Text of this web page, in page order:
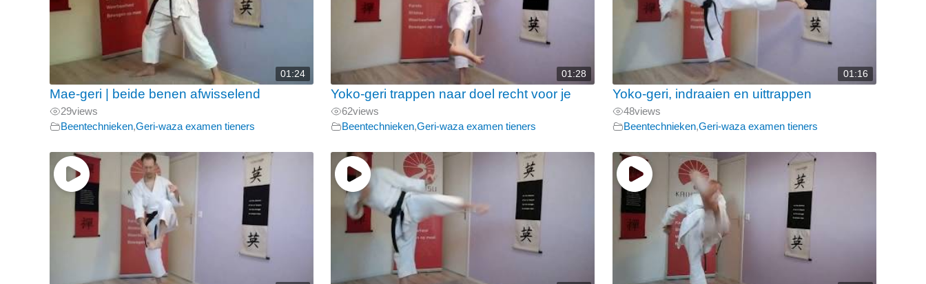
01:24
Mae-geri | beide benen afwisselend
29views
Beentechnieken,Geri-waza examen tieners
01:28
Yoko-geri trappen naar doel recht voor je
62views
Beentechnieken,Geri-waza examen tieners
01:16
Yoko-geri, indraaien en uittrappen
48views
Beentechnieken,Geri-waza examen tieners